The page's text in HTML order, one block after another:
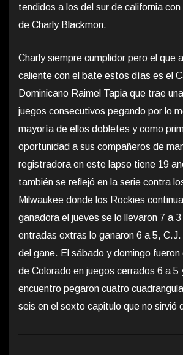
tendidos a los del sur de california
de Charly Blackmon.
Charly siempre cumplidor pero el que
caliente con el bate estos días es el
Dominicano Raimel Tapia que trae
juegos consecutivos pegando por lo
mayoría de ellos dobletes y como
oportunidad a sus compañeros de
registradora en este lapso tiene 19
también se reflejó en la serie contra
Milwaukee donde los Rockies
ganadora el jueves se lo llevaron 7 a
entradas extras lo ganaron 6 a 5, C.J.
del gane. El sábado y domingo
de Colorado en juegos cerrados 6 a 5
encuentro pegaron cuatro
seis en el sexto capitulo que no sirvió